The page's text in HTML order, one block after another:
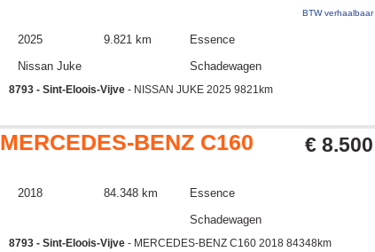
BTW verhaalbaar
2025 9.821 km
Essence
Nissan Juke
Schadewagen
8793 - Sint-Eloois-Vijve - NISSAN JUKE 2025 9821km
MERCEDES-BENZ C160 € 8.500
2018 84.348 km
Essence
Schadewagen
8793 - Sint-Eloois-Vijve - MERCEDES-BENZ C160 2018 84348km